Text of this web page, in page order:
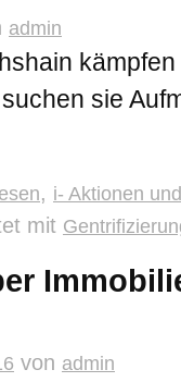
admin
sie
, i- Aktionen
mit
von admin